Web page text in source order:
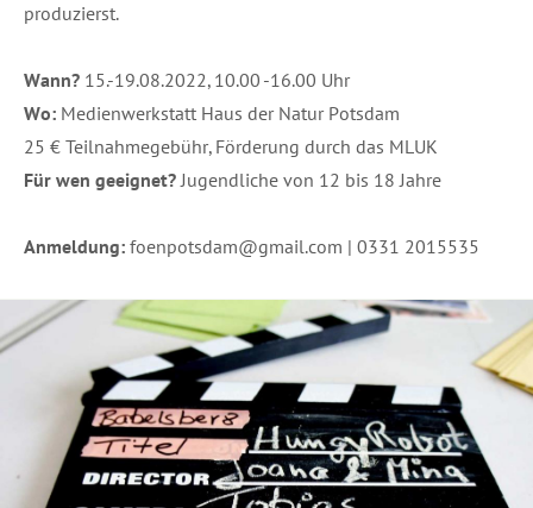
produzierst.
Wann? 15.-19.08.2022, 10.00 -16.00 Uhr
Wo: Medienwerkstatt Haus der Natur Potsdam
25 € Teilnahmegebühr, Förderung durch das MLUK
Für wen geeignet?Jugendliche von 12 bis 18 Jahre
Anmeldung: foenpotsdam@gmail.com | 0331 2015535